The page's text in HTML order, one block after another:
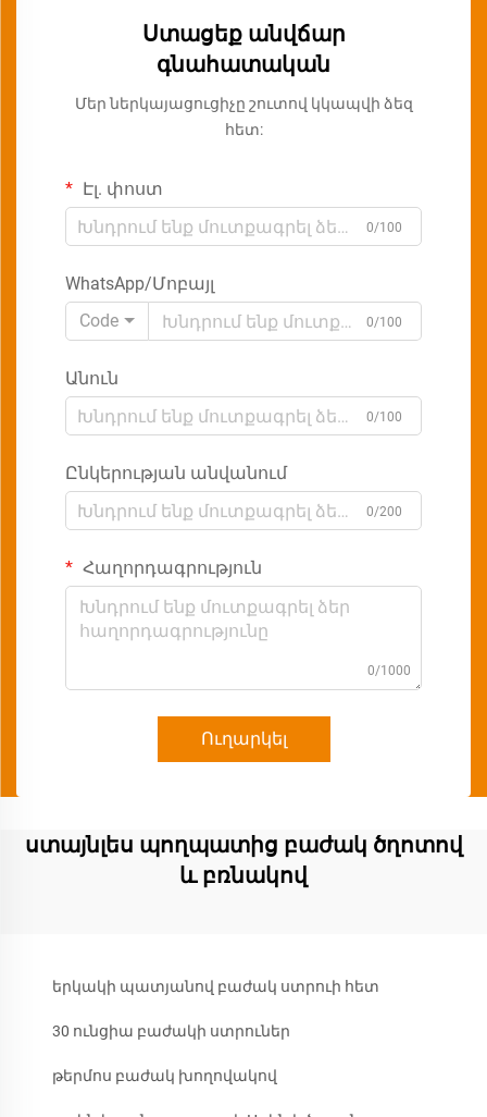
Ստացեք անվճար
գնահատական
Մեր ներկայացուցիչը շուտով կկապվի ձեզ
հետ:
Էլ. փոստ
0/100
WhatsApp/Մոբայլ
Code
0/100
Անուն
0/100
Ընկերության անվանում
0/200
Հաղորդագրություն
0/1000
Ուղարկել
ստայնլես պողպատից բաժակ ծղոտով
և բռնակով
երկակի պատյանով բաժակ ստրուի հետ
30 ունցիա բաժակի ստրուներ
թերմոս բաժակ խողովակով